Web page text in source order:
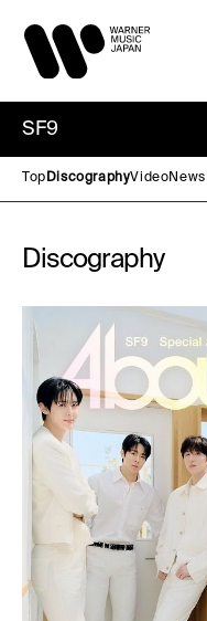
SF9
Top DiscographyVideoNews
Discography